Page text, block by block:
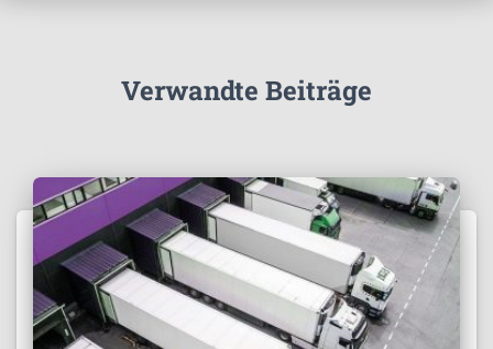
Verwandte Beiträge